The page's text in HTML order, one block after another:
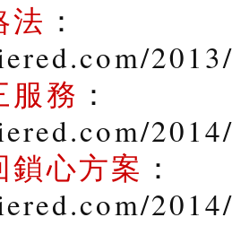
法 ：
服務 ：
鎖心方案 ：